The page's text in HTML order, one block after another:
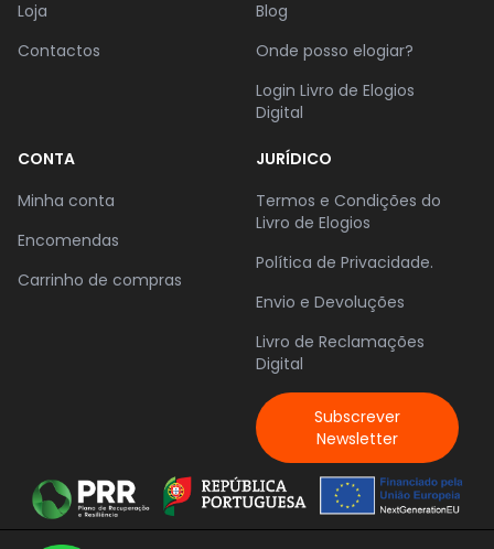
Loja
Contactos
Blog
Onde posso elogiar?
Login Livro de Elogios
Digital
CONTA
Minha conta
Encomendas
Carrinho de compras
JURÍDICO
Termos e Condições do
Livro de Elogios
Política de Privacidade.
Envio e Devoluções
Livro de Reclamações
Digital
Subscrever
Newsletter